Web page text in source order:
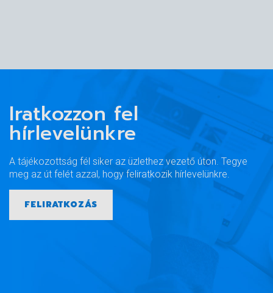
Iratkozzon fel
hírlevelünkre
A tájékozottság fél siker az üzlethez vezető úton. Tegye
meg az út felét azzal, hogy feliratkozik hírlevelünkre.
FELIRATKOZÁS